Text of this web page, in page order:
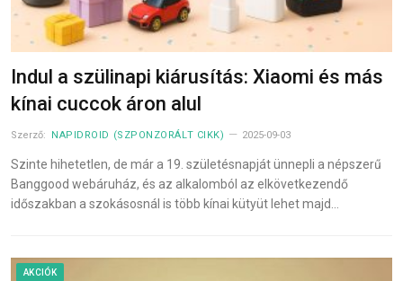
Indul a szülinapi kiárusítás: Xiaomi és más
kínai cuccok áron alul
Szerző: NAPIDROID (SZPONZORÁLT CIKK) 2025-09-03
Szinte hihetetlen, de már a 19. születésnapját ünnepli a népszerű
Banggood webáruház, és az alkalomból az elkövetkezendő
időszakban a szokásosnál is több kínai kütyüt lehet majd…
AKCIÓK